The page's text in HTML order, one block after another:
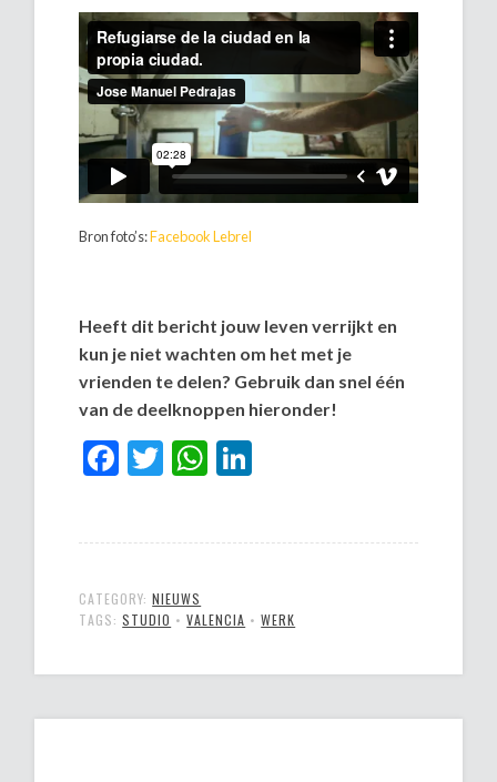
Bron foto’s:Facebook Lebrel
Heeft dit bericht jouw leven verrijkt en
kun je niet wachten om het met je
vrienden te delen? Gebruik dan snel één
van de deelknoppen hieronder!
Facebook
TwitterWhatsApp
CATEGORY:NIEUWS
TAGS:STUDIO •VALENCIA •WERK